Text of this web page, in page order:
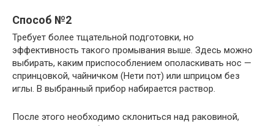
Способ №2
Требует более тщательной подготовки, но
эффективность такого промывания выше. Здесь можно
выбирать, каким приспособлением ополаскивать нос —
спринцовкой, чайничком (Нети пот) или шприцом без
иглы. В выбранный прибор набирается раствор.
После этого необходимо склониться над раковиной,